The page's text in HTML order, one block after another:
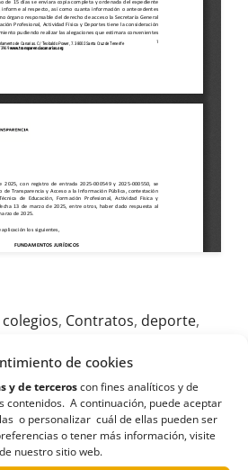
de cookies
y de terceroscon fines analíticos y de
contenidos. A continuación, puede aceptar
o personalizar cuál de ellas pueden ser
o tener más información, visite
de nuestro sitio web.
colegios, Contratos, deporte,
formal
de Canarias,institutos
General Técnica,secundaria